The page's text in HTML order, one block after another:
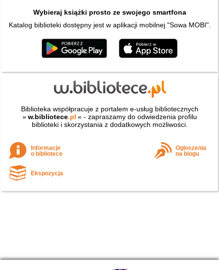
Wybieraj książki prosto ze swojego smartfona
Katalog biblioteki dostępny jest w aplikacji mobilnej "Sowa MOBI".
Biblioteka współpracuje z portalem e-usług bibliotecznych
» w.bibliotece.pl « - zapraszamy do odwiedzenia profilu
biblioteki i skorzystania z dodatkowych możliwości.
Informacje
o bibliotece
Ogłoszenia
na blogu
Ekspozycja